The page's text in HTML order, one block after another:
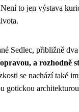
to jen výstava
Sedlec, přibližně
a rozhodně
se nachází také
gotickou